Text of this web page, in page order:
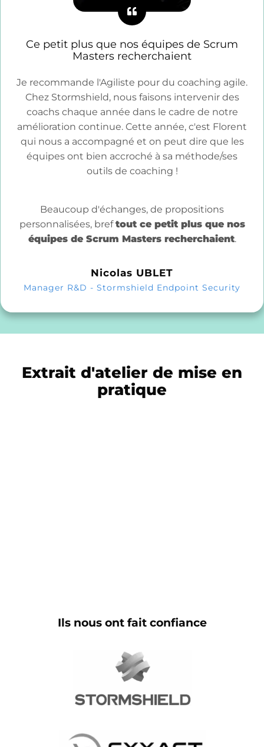
Ce petit plus que nos équipes de Scrum
Masters recherchaient
Je recommande l'Agiliste pour du coaching agile.
Chez Stormshield, nous faisons intervenir des
coachs chaque année dans le cadre de notre
amélioration continue. Cette année, c'est Florent
qui nous a accompagné et on peut dire que les
équipes ont bien accroché à sa méthode/ses
outils de coaching !
Beaucoup d'échanges, de propositions
personnalisées, breftout ce petit plus que nos
équipes de Scrum Masters recherchaient.
Nicolas UBLET
Manager R&D - Stormshield Endpoint Security
Extrait d'atelier de mise en
pratique
Ils nous ont fait confiance